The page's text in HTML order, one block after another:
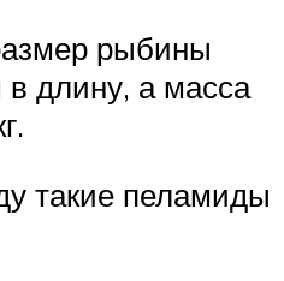
рыбины
в длину, а масса
такие пеламиды